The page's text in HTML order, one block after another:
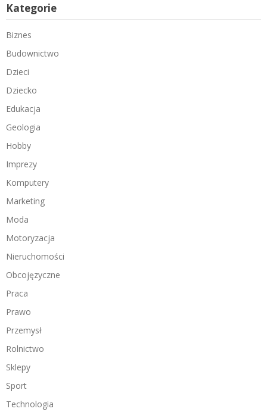
Kategorie
Biznes
Budownictwo
Dzieci
Dziecko
Edukacja
Geologia
Hobby
Imprezy
Komputery
Marketing
Moda
Motoryzacja
Nieruchomości
Obcojęzyczne
Praca
Prawo
Przemysł
Rolnictwo
Sklepy
Sport
Technologia